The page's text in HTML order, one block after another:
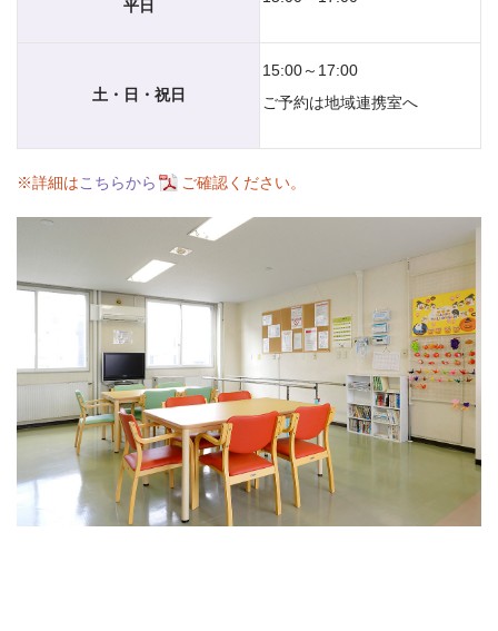
平日
土・日・祝日
15:00～17:00
ご予約は地域連携室へ
※詳細はこちらから ご確認ください。